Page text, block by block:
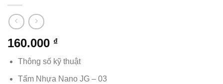
160.000 ₫
Thông số kỹ thuật
Tấm Nhựa Nano JG – 03